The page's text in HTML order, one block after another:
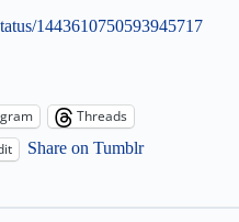
1443610750593945717
Threads
Share on Tumblr